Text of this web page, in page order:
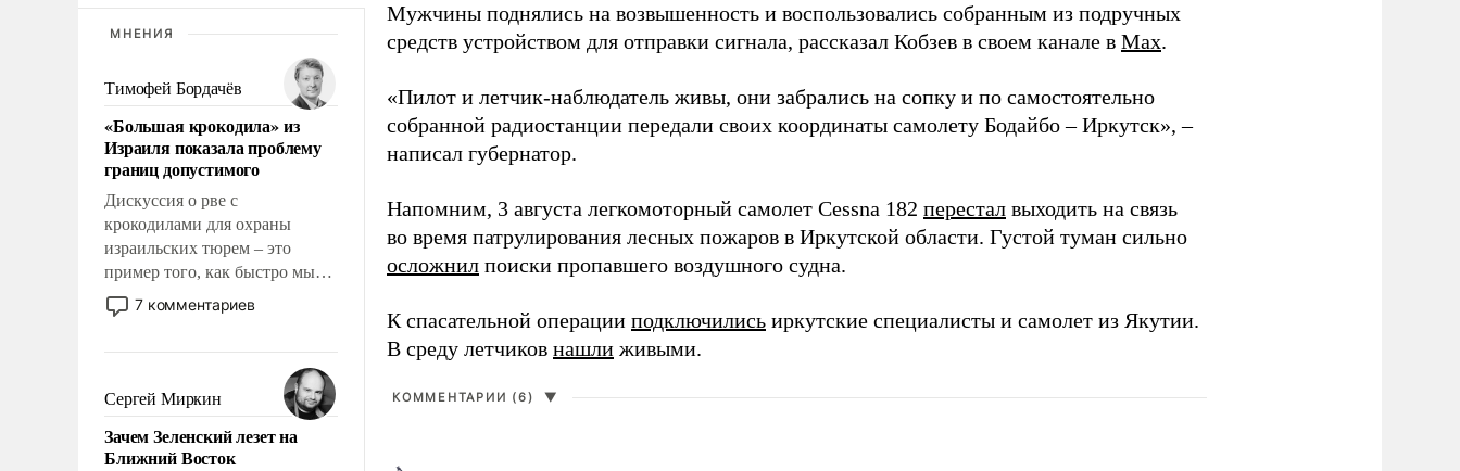
МНЕНИЯ
Тимофей Бордачёв
«Большая крокодила» из
Израиля показала проблему
границ допустимого
Дискуссия о рве с
крокодилами для охраны
израильских тюрем – это
пример того, как быстро мы
двигаемся по пути
революционных изменений.
псевдонаучной фантастики,
стало всерьез обсуждаемой
идеей.
7 комментариев
Сергей Миркин
Зачем Зеленский лезет на
Ближний Восток
Мужчины поднялись на возвышенность и воспользовались собранным из подручных
средств устройством для отправки сигнала, рассказал Кобзев в своем канале в Max.
«Пилот и летчик-наблюдатель живы, они забрались на сопку и по самостоятельно
собранной радиостанции передали своих координаты самолету Бодайбо – Иркутск», –
написал губернатор.
Напомним, 3 августа легкомоторный самолет Cessna 182 перестал выходить на связь
во время патрулирования лесных пожаров в Иркутской области. Густой туман сильно
осложнил поиски пропавшего воздушного судна.
К спасательной операции подключились иркутские специалисты и самолет из Якутии.
В среду летчиков нашли живыми.
КОММЕНТАРИИ (6) ▼